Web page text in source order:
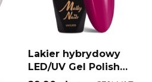
Lakier hybrydowy
LED/UV Gel Polish